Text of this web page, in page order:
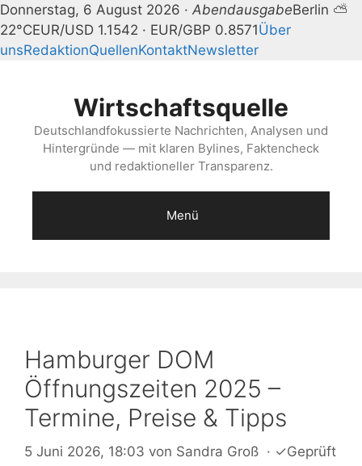
Donnerstag, 6 August 2026 · AbendausgabeBerlin ⛅
22°CEUR/USD 1.1542 · EUR/GBP 0.8571Über
unsRedaktionQuellenKontaktNewsletter
Wirtschaftsquelle
Deutschlandfokussierte Nachrichten, Analysen und
Hintergründe — mit klaren Bylines, Faktencheck
und redaktioneller Transparenz.
Menü
Hamburger DOM
Öffnungszeiten 2025 –
Termine, Preise & Tipps
5 Juni 2026, 18:03 von Sandra Groß · ✓Geprüft